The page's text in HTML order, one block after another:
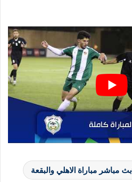
بث مباشر مباراة الاهلي والبقعة